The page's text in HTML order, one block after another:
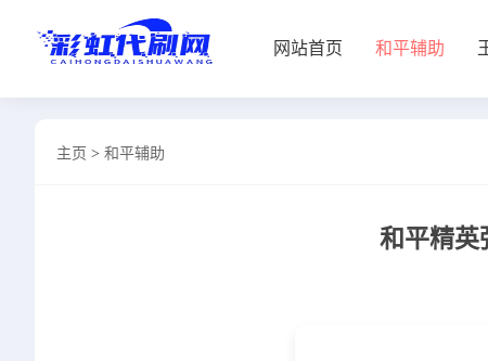
网站首页 和平辅助
网站首页
主页 > 和平辅助
和平精英